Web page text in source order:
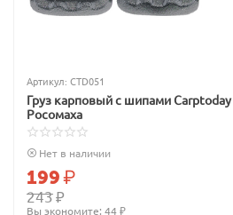
Артикул: CTD051
Груз карповый с шипами Carptoday
Росомаха
Нет в наличии
243₽
199₽
Вы экономите: 44 ₽